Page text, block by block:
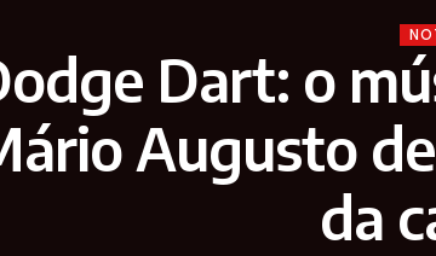
Dart: o
Augusto
da